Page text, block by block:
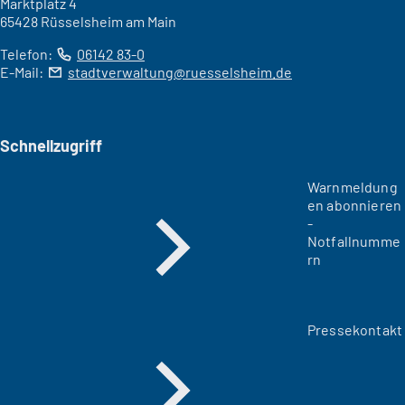
65428 Rüsselsheim am Main
Telefon:
06142 83-0
E-Mail:
stadtverwaltung ruesselsheim de
Schnellzugriff
Warnmeldung
en abonnieren
-
Notfallnumme
rn
Pressekontakt